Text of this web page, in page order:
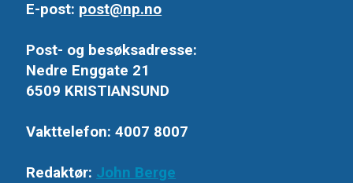
E-post: post@np.no
Post- og besøksadresse:
Nedre Enggate 21
6509 KRISTIANSUND
Vakttelefon: 4007 8007
Redaktør: John Berge